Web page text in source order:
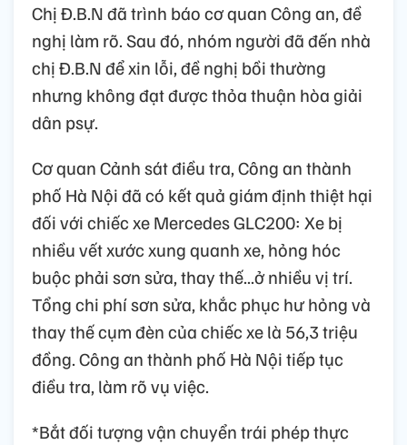
Chị Đ.B.N đã trình báo cơ quan Công an, đề
nghị làm rõ. Sau đó, nhóm người đã đến nhà
chị Đ.B.N để xin lỗi, đề nghị bồi thường
nhưng không đạt được thỏa thuận hòa giải
dân psự.
Cơ quan Cảnh sát điều tra, Công an thành
phố Hà Nội đã có kết quả giám định thiệt hại
đối với chiếc xe Mercedes GLC200: Xe bị
nhiều vết xước xung quanh xe, hỏng hóc
buộc phải sơn sửa, thay thế...ở nhiều vị trí.
Tổng chi phí sơn sửa, khắc phục hư hỏng và
thay thế cụm đèn của chiếc xe là 56,3 triệu
đồng. Công an thành phố Hà Nội tiếp tục
điều tra, làm rõ vụ việc.
*Bắt đối tượng vận chuyển trái phép thực